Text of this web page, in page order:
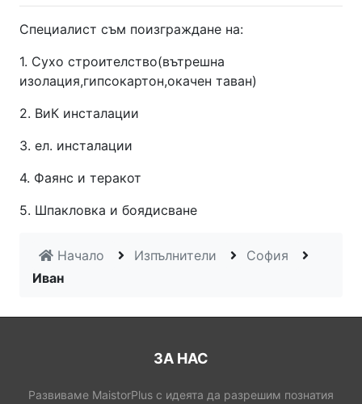
Специалист съм поизграждане на:
1. Сухо строителство(вътрешна
изолация,гипсокартон,окачен таван)
2. ВиК инсталации
3. ел. инсталации
4. Фаянс и теракот
5. Шпакловка и боядисване
Начало Изпълнители
София
Иван
ЗА НАС
Развиваме MaistorPlus с идеята да разрешим познатия